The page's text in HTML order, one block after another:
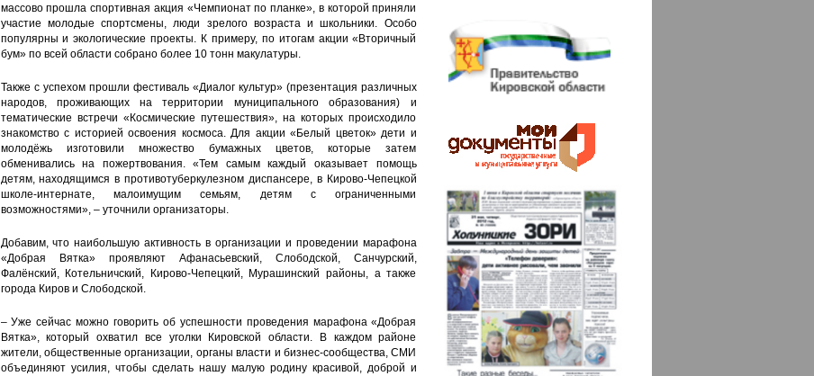
массово прошла спортивная акция «Чемпионат по планке», в которой приняли
участие молодые спортсмены, люди зрелого возраста и школьники. Особо
популярны и экологические проекты. К примеру, по итогам акции «Вторичный
бум» по всей области собрано более 10 тонн макулатуры.
Также с успехом прошли фестиваль «Диалог культур» (презентация различных
народов, проживающих на территории муниципального образования) и
тематические встречи «Космические путешествия», на которых происходило
знакомство с историей освоения космоса. Для акции «Белый цветок» дети и
молодёжь изготовили множество бумажных цветов, которые затем
обменивались на пожертвования. «Тем самым каждый оказывает помощь
детям, находящимся в противотуберкулезном диспансере, в Кирово-Чепецкой
школе-интернате, малоимущим семьям, детям с ограниченными
возможностями», – уточнили организаторы.
Добавим, что наибольшую активность в организации и проведении марафона
«Добрая Вятка» проявляют Афанасьевский, Слободской, Санчурский,
Фалёнский, Котельничский, Кирово-Чепецкий, Мурашинский районы, а также
города Киров и Слободской.
– Уже сейчас можно говорить об успешности проведения марафона «Добрая
Вятка», который охватил все уголки Кировской области. В каждом районе
жители, общественные организации, органы власти и бизнес-сообщества, СМИ
объединяют усилия, чтобы сделать нашу малую родину красивой, доброй и